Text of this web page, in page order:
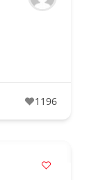
1196